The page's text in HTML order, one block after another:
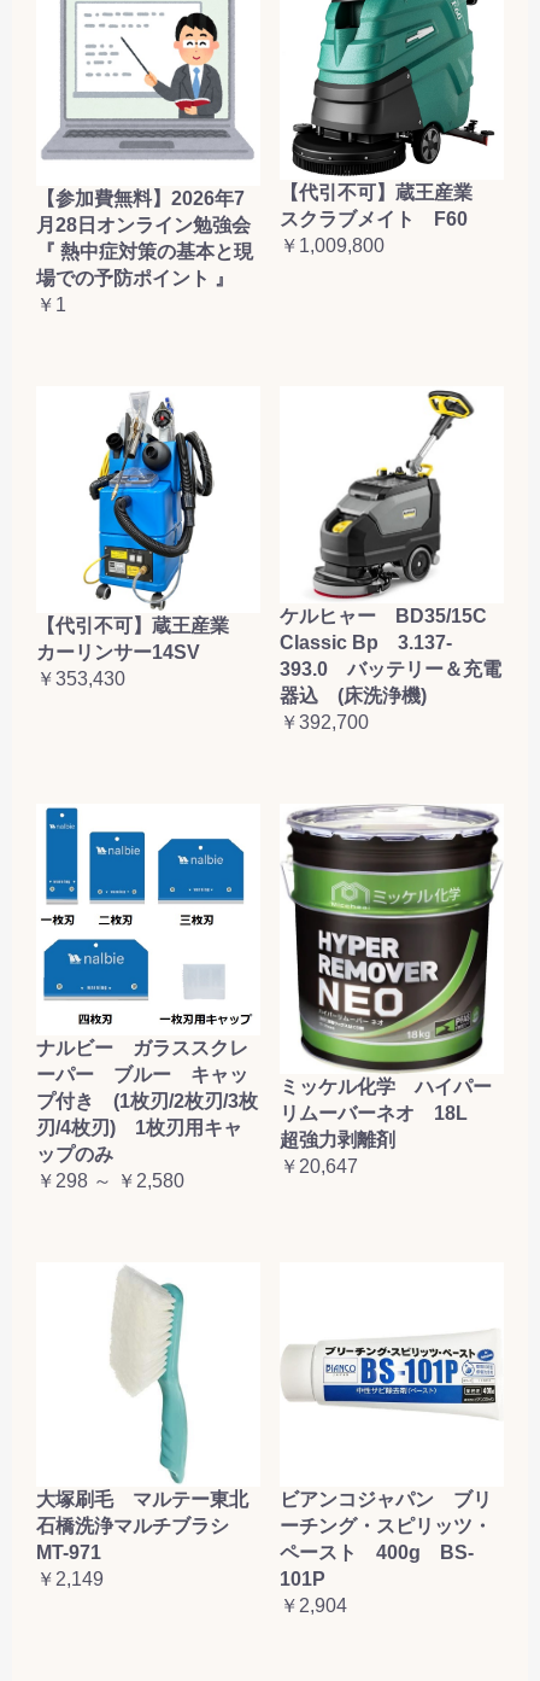
【参加費無料】2026年7
月28日オンライン勉強会
『 熱中症対策の基本と現
場での予防ポイント 』
￥1
【代引不可】蔵王産業
スクラブメイト F60
￥1,009,800
【代引不可】蔵王産業
カーリンサー14SV
￥353,430
ケルヒャー BD35/15C
Classic Bp 3.137-
393.0 バッテリー＆充電
器込 (床洗浄機)
￥392,700
ナルビー ガラススクレ
ーパー ブルー キャッ
プ付き (1枚刃/2枚刃/3枚
刃/4枚刃) 1枚刃用キャ
ップのみ
￥298 ～ ￥2,580
ミッケル化学 ハイパー
リムーバーネオ 18L
超強力剥離剤
￥20,647
大塚刷毛 マルテー東北
石橋洗浄マルチブラシ
MT-971
￥2,149
ビアンコジャパン ブリ
ーチング・スピリッツ・
ペースト 400g BS-
101P
￥2,904